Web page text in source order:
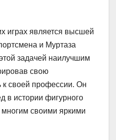
играх является высшей
и Муртаза
задачей наилучшим
свою
к своей профессии. Он
в истории фигурного
многим своими яркими